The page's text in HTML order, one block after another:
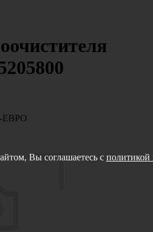
-ЕВРО
Вы соглашаетесь с политикой